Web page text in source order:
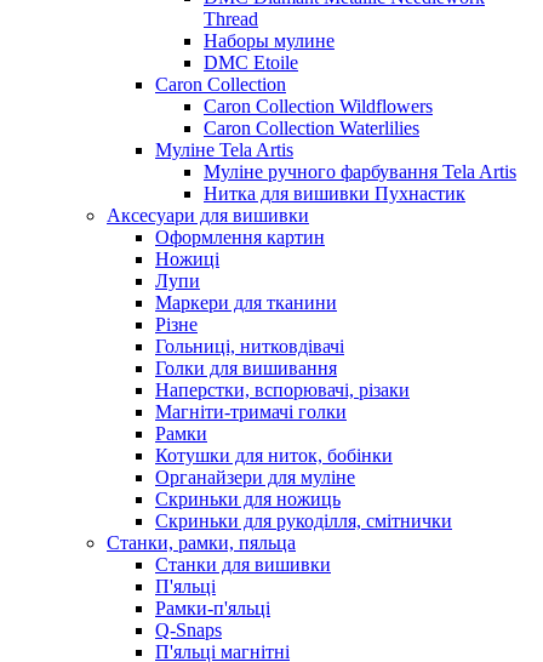
Thread
Наборы мулине
DMC Etoile
Caron Collection
Caron Collection Wildflowers
Caron Collection Waterlilies
Муліне Tela Artis
Муліне ручного фарбування Tela Artis
Нитка для вишивки Пухнастик
Аксесуари для вишивки
Оформлення картин
Ножиці
Лупи
Маркери для тканини
Різне
Гольниці, нитковдівачі
Голки для вишивання
Наперстки, вспорювачі, різаки
Магніти-тримачі голки
Рамки
Котушки для ниток, бобінки
Органайзери для муліне
Скриньки для ножиць
Скриньки для рукоділля, смітнички
Станки, рамки, пяльца
Станки для вишивки
П'яльці
Рамки-п'яльці
Q-Snaps
П'яльці магнітні